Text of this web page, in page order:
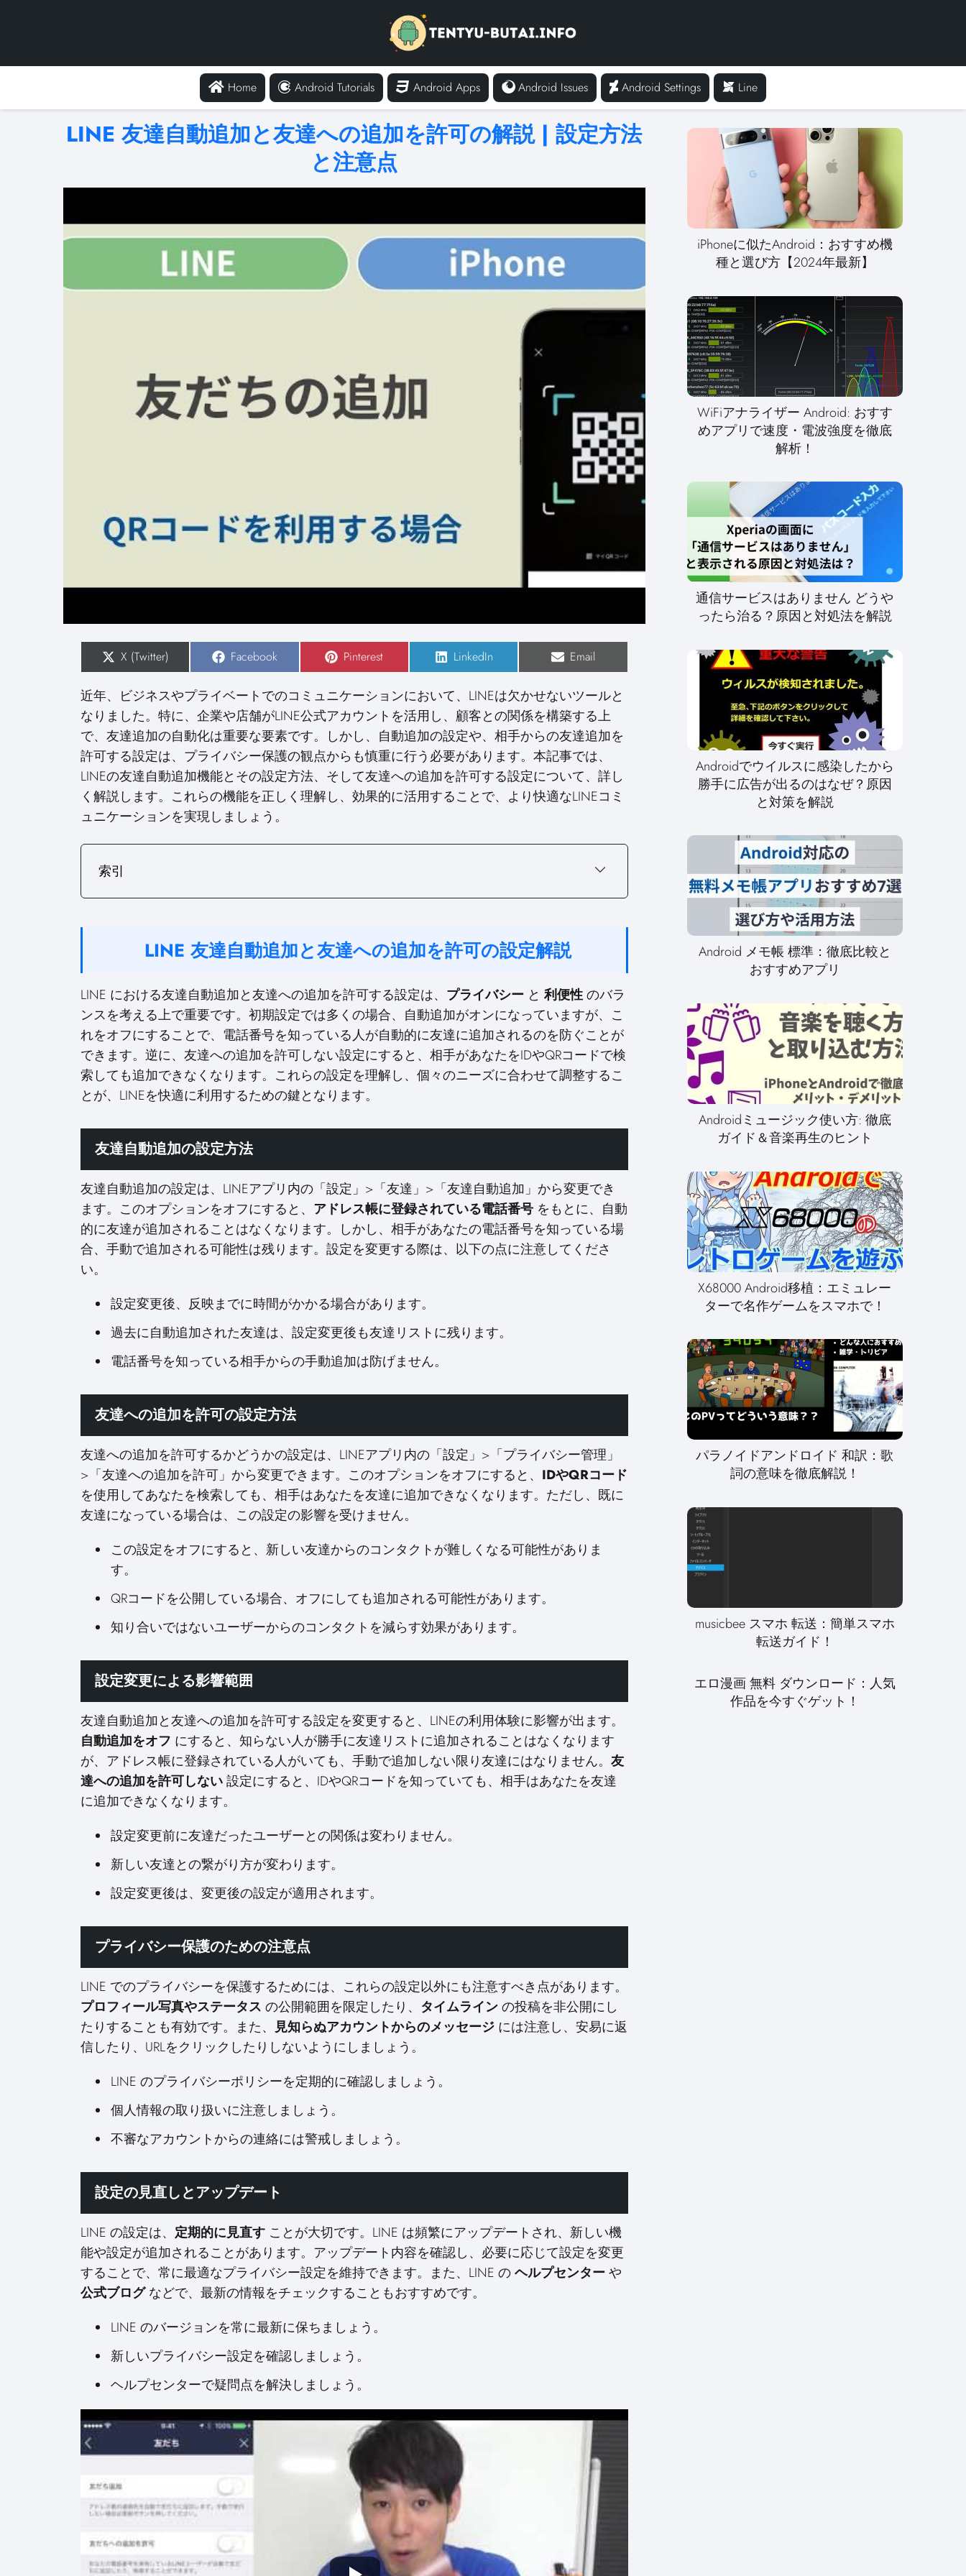
Home Android Tutorials Android Apps Android Issues Android Settings Line
LINE 友達自動追加と友達への追加を許可の解説 | 設定方法
と注意点
S
h
r
e
o
n
X (Twitter) S
h
r
e
o
n
Facebook S
h
r
e
o
n
Pinterest S
h
r
e
o
n
LinkedIn S
h
r
e
o
n
Email
近年、ビジネスやプライベートでのコミュニケーションにおいて、LINEは欠かせないツールと
なりました。特に、企業や店舗がLINE公式アカウントを活用し、顧客との関係を構築する上
で、友達追加の自動化は重要な要素です。しかし、自動追加の設定や、相手からの友達追加を
許可する設定は、プライバシー保護の観点からも慎重に行う必要があります。本記事では、
LINEの友達自動追加機能とその設定方法、そして友達への追加を許可する設定について、詳し
く解説します。これらの機能を正しく理解し、効果的に活用することで、より快適なLINEコミ
ュニケーションを実現しましょう。
索引
LINE 友達自動追加と友達への追加を許可の設定解説
LINE における友達自動追加と友達への追加を許可する設定は、 プライバシー と 利便性のバラ
ンスを考える上で重要です。初期設定では多くの場合、自動追加がオンになっていますが、こ
れをオフにすることで、電話番号を知っている人が自動的に友達に追加されるのを防ぐことが
できます。逆に、友達への追加を許可しない設定にすると、相手があなたをIDやQRコードで検
索しても追加できなくなります。これらの設定を理解し、個々のニーズに合わせて調整するこ
とが、LINEを快適に利用するための鍵となります。
友達自動追加の設定方法
友達自動追加の設定は、LINEアプリ内の「設定」>「友達」>「友達自動追加」から変更でき
ます。このオプションをオフにすると、 アドレス帳に登録されている電話番号 をもとに、自動
的に友達が追加されることはなくなります。しかし、相手があなたの電話番号を知っている場
合、手動で追加される可能性は残ります。設定を変更する際は、以下の点に注意してくださ
い。
設定変更後、反映までに時間がかかる場合があります。
過去に自動追加された友達は、設定変更後も友達リストに残ります。
電話番号を知っている相手からの手動追加は防げません。
友達への追加を許可の設定方法
友達への追加を許可するかどうかの設定は、LINEアプリ内の「設定」>「プライバシー管理」
>「友達への追加を許可」から変更できます。このオプションをオフにすると、 IDやQRコード
を使用してあなたを検索しても、相手はあなたを友達に追加できなくなります。ただし、既に
友達になっている場合は、この設定の影響を受けません。
この設定をオフにすると、新しい友達からのコンタクトが難しくなる可能性がありま
す。
QRコードを公開している場合、オフにしても追加される可能性があります。
知り合いではないユーザーからのコンタクトを減らす効果があります。
設定変更による影響範囲
友達自動追加と友達への追加を許可する設定を変更すると、LINEの利用体験に影響が出ます。
自動追加をオフ にすると、知らない人が勝手に友達リストに追加されることはなくなります
が、アドレス帳に登録されている人がいても、手動で追加しない限り友達にはなりません。 友
達への追加を許可しない設定にすると、IDやQRコードを知っていても、相手はあなたを友達
に追加できなくなります。
設定変更前に友達だったユーザーとの関係は変わりません。
新しい友達との繋がり方が変わります。
設定変更後は、変更後の設定が適用されます。
プライバシー保護のための注意点
LINE でのプライバシーを保護するためには、これらの設定以外にも注意すべき点があります。
プロフィール写真やステータス の公開範囲を限定したり、 タイムラインの投稿を非公開にし
たりすることも有効です。また、 見知らぬアカウントからのメッセージ には注意し、安易に返
信したり、URLをクリックしたりしないようにしましょう。
LINE のプライバシーポリシーを定期的に確認しましょう。
個人情報の取り扱いに注意しましょう。
不審なアカウントからの連絡には警戒しましょう。
設定の見直しとアップデート
LINE の設定は、 定期的に見直す ことが大切です。LINE は頻繁にアップデートされ、新しい機
能や設定が追加されることがあります。アップデート内容を確認し、必要に応じて設定を変更
することで、常に最適なプライバシー設定を維持できます。また、LINE のヘルプセンターや
公式ブログなどで、最新の情報をチェックすることもおすすめです。
LINE のバージョンを常に最新に保ちましょう。
新しいプライバシー設定を確認しましょう。
ヘルプセンターで疑問点を解決しましょう。
iPhoneに似たAndroid：おすすめ機
種と選び方【2024年最新】
WiFiアナライザー Android: おすす
めアプリで速度・電波強度を徹底
解析！
通信サービスはありません どうや
ったら治る？原因と対処法を解説
Androidでウイルスに感染したから
勝手に広告が出るのはなぜ？原因
と対策を解説
Android メモ帳 標準：徹底比較と
おすすめアプリ
Androidミュージック使い方: 徹底
ガイド＆音楽再生のヒント
X68000 Android移植：エミュレー
ターで名作ゲームをスマホで！
パラノイドアンドロイド 和訳：歌
詞の意味を徹底解説！
musicbee スマホ 転送：簡単スマホ
転送ガイド！
エロ漫画 無料 ダウンロード：人気
作品を今すぐゲット！